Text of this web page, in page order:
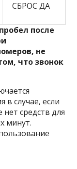
СБРОС ДА
после
не
что звонок
в случае, если
средств для
минут.